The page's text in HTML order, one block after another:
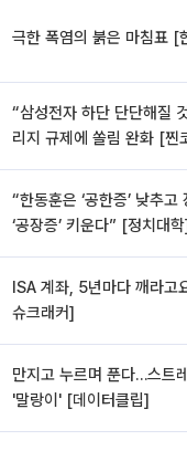
극한 폭염의 붉은 마침표 [
“삼성전자 하단 단단해질
리지 규제에 쏠림 완화 [찐
“한동훈은 ‘공한증’ 낮추고
‘공장증’ 키운다” [정치대
ISA 계좌, 5년마다 깨라고
슈크래커]
만지고 누르며 푼다…스트
'말랑이' [데이터클립]